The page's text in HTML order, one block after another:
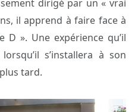
dirigé par un « vrai
il apprend à faire face à
D ». Une expérience qu’il
s’installera à son
tard.